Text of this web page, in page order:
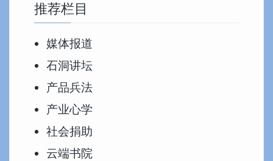
推荐栏目
媒体报道
石洞讲坛
产品兵法
产业心学
社会捐助
云端书院